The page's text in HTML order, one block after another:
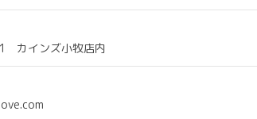
カインズ小牧店内